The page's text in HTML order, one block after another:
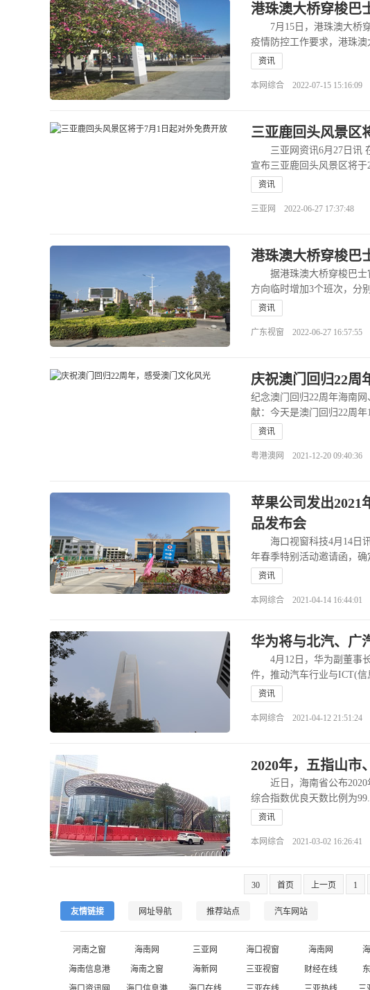
港珠澳大桥穿梭巴
7月15日，港珠澳大桥穿
疫情防控工作要求，港珠
资讯
本网综合 2022-07-15 15:16:09
三亚鹿回头风景区
三亚网资讯6月27日讯
宣布三亚鹿回头风景区将
资讯
三亚网 2022-06-27 17:37:48
港珠澳大桥穿梭巴
据港珠澳大桥穿梭巴士官
方向临时增加3个班次，分
资讯
广东视窗 2022-06-27 16:57:55
庆祝澳门回归22周
纪念澳门回归22周年海南
献：今天是澳门回归22周
资讯
粤港澳网 2021-12-20 09:40:36
苹果公司发出2021
品发布会
海口视窗科技4月14日讯
年春季特别活动邀请函，
资讯
本网综合 2021-04-14 16:44:01
华为将与北汽、广
4月12日，华为副董事长
件，推动汽车行业与ICT(
资讯
本网综合 2021-04-12 21:51:24
2020年，五指山市
近日，海南省公布2020
综合指数优良天数比例为
>>
资讯
本网综合 2021-03-02 16:26:41
30 首页 上一页 1
友情链接 网址导航 推荐站点 汽车网站
河南之窗 海南网 三亚网 海口视窗 海南网
海南信息港
海南之窗 海新网 三亚视窗 财经在线